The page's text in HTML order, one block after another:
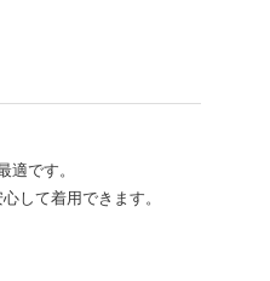
適です。
して着用できます。